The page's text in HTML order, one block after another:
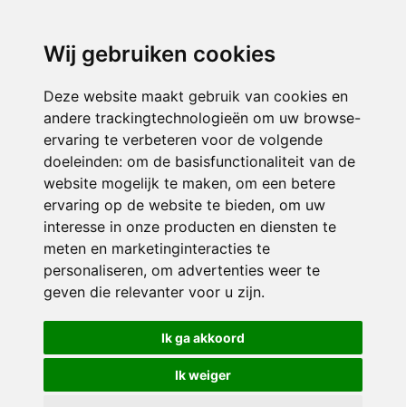
Wij gebruiken cookies
Deze website maakt gebruik van cookies en
andere trackingtechnologieën om uw browse-
ervaring te verbeteren voor de volgende
doeleinden: om de basisfunctionaliteit van de
website mogelijk te maken, om een betere
ervaring op de website te bieden, om uw
interesse in onze producten en diensten te
meten en marketinginteracties te
personaliseren, om advertenties weer te
geven die relevanter voor u zijn.
Ik ga akkoord
Ik weiger
ONDERDEEL VAN
© 2026 Avonturijn | Alle rechten voorbehouden
Privacy policy|Disclaimer| Klachtenregeling|RSIN en Anbi
voorkeuren
Crealisatie The MindOffice